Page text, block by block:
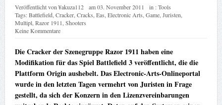
Veröffentlicht von¥akuza112 am03. November 2011 in :Tools
Tags:Battlefield, Cracker, Cracks Eas Electronic Arts Game, Juristen
Multipl, Razor 1911 Shooters
Keine Kommentare
Die Cracker der Szenegruppe Razor 1911 haben eine
Modifikation für das Spiel Battlefield 3 veröffentlicht, die die
Plattform Origin aushebelt. Das Electronic-Arts-Onlineportal
wurde in den letzten Tagen vermehrt von Juristen in Frage
gestellt, da sich der Konzern in den Lizenzvereinbarungen